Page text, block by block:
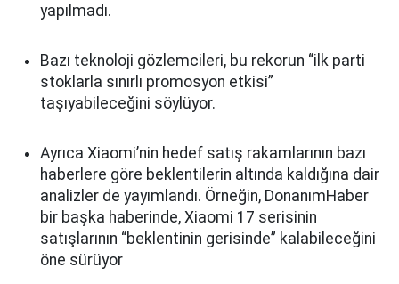
yapılmadı.
Bazı teknoloji gözlemcileri, bu rekorun “ilk parti
stoklarla sınırlı promosyon etkisi”
taşıyabileceğini söylüyor.
Ayrıca Xiaomi’nin hedef satış rakamlarının bazı
haberlere göre beklentilerin altında kaldığına dair
analizler de yayımlandı. Örneğin, DonanımHaber
bir başka haberinde, Xiaomi 17 serisinin
satışlarının “beklentinin gerisinde” kalabileceğini
öne sürüyor